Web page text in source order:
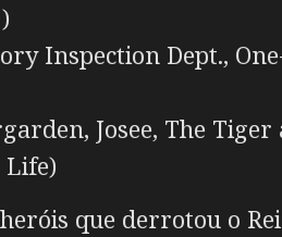
Inspection Dept.,
Josee, The Tiger
Life)
que derrotou o